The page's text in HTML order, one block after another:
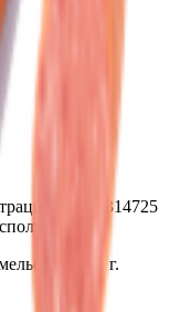
№ 490314725
обл., г.